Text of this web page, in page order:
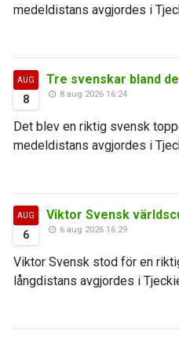
medeldistans avgjordes i
AUG
8
Tre svenskar bland
8 aug 2026 16:24
Det blev en riktig svensk
medeldistans avgjordes i
AUG
6
Viktor Svensk
6 aug 2026 16:29
Viktor Svensk stod för en
långdistans avgjordes i